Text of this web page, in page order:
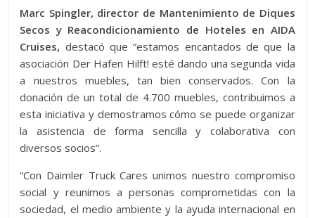
Marc Spingler, director de Mantenimiento de Diques
Secos y Reacondicionamiento de Hoteles en AIDA
Cruises, destacó que “estamos encantados de que la
asociación Der Hafen Hilft! esté dando una segunda vida
a nuestros muebles, tan bien conservados. Con la
donación de un total de 4.700 muebles, contribuimos a
esta iniciativa y demostramos cómo se puede organizar
la asistencia de forma sencilla y colaborativa con
diversos socios”.
“Con Daimler Truck Cares unimos nuestro compromiso
social y reunimos a personas comprometidas con la
sociedad, el medio ambiente y la ayuda internacional en